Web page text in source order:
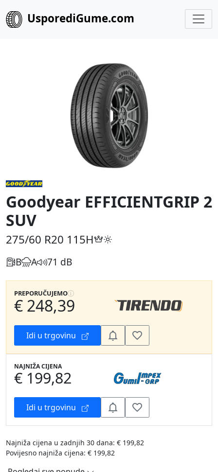
UsporediGume.com
Goodyear EFFICIENTGRIP 2
SUV
275/60 R20 115H
B A 71 dB
PREPORUČUJEMO
€ 248,39
Idi u trgovinu
NAJNIŽA CIJENA
€ 199,82
Idi u trgovinu
Najniža cijena u zadnjih 30 dana: € 199,82
Povijesno najniža cijena: € 199,82